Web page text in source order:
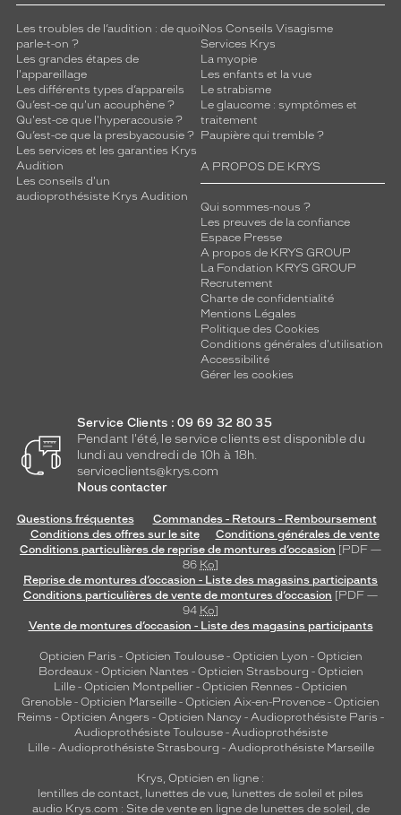
Les troubles de l’audition : de quoi
parle-t-on ?
Les grandes étapes de
l'appareillage
Les différents types d’appareils
Qu’est-ce qu'un acouphène ?
Qu'est-ce que l'hyperacousie ?
Qu’est-ce que la presbyacousie ?
Les services et les garanties Krys
Audition
Les conseils d'un
audioprothésiste Krys Audition
Nos Conseils Visagisme
Services Krys
La myopie
Les enfants et la vue
Le strabisme
Le glaucome : symptômes et
traitement
Paupière qui tremble ?
A PROPOS DE KRYS
Qui sommes-nous ?
Les preuves de la confiance
Espace Presse
A propos de KRYS GROUP
La Fondation KRYS GROUP
Recrutement
Charte de confidentialité
Mentions Légales
Politique des Cookies
Conditions générales d'utilisation
Accessibilité
Gérer les cookies
Service Clients : 09 69 32 80 35
Pendant l'été, le service clients est disponible du
lundi au vendredi de 10h à 18h.
serviceclients@krys.com
Nous contacter
Questions fréquentes
Commandes - Retours - Remboursement
Conditions des offres sur le site
Conditions générales de vente
Conditions particulières de reprise de montures d’occasion [PDF —
86 Ko]
Reprise de montures d’occasion - Liste des magasins participants
Conditions particulières de vente de montures d’occasion [PDF —
94 Ko]
Vente de montures d’occasion - Liste des magasins participants
Opticien Paris - Opticien Toulouse- Opticien Lyon - Opticien
Bordeaux- Opticien Nantes - Opticien Strasbourg - Opticien
Lille - Opticien Montpellier - Opticien Rennes - Opticien
Grenoble - Opticien Marseille - Opticien Aix-en-Provence - Opticien
Reims - Opticien Angers - Opticien Nancy - Audioprothésiste Paris -
Audioprothésiste Toulouse- Audioprothésiste
Lille- Audioprothésiste Strasbourg - Audioprothésiste Marseille
Krys, Opticien en ligne :
lentilles de contact lunettes de vue, lunettes de soleil et piles
audio Krys.com : Site de vente en ligne de lunettes de soleil, de